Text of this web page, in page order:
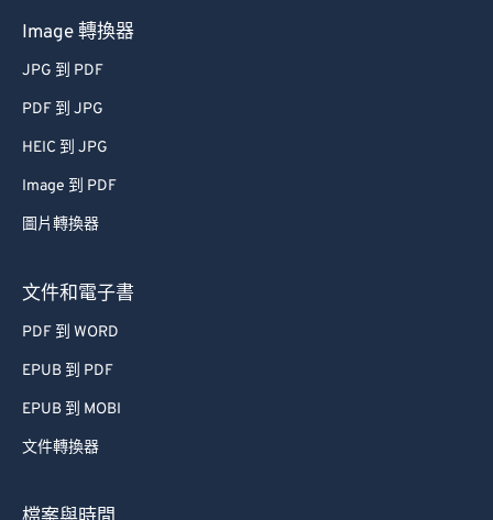
Image 轉換器
JPG 到 PDF
PDF 到 JPG
HEIC 到 JPG
Image 到 PDF
圖片轉換器
文件和電子書
PDF 到 WORD
EPUB 到 PDF
EPUB 到 MOBI
文件轉換器